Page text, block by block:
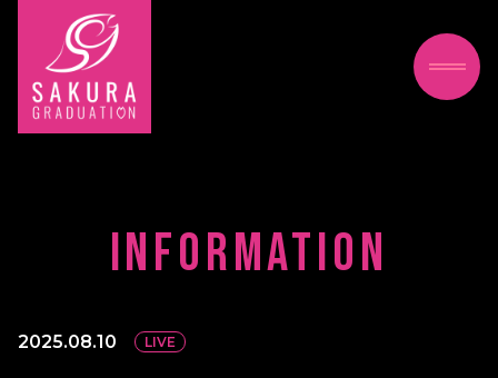
INFORMATION
2025.08.10 LIVE